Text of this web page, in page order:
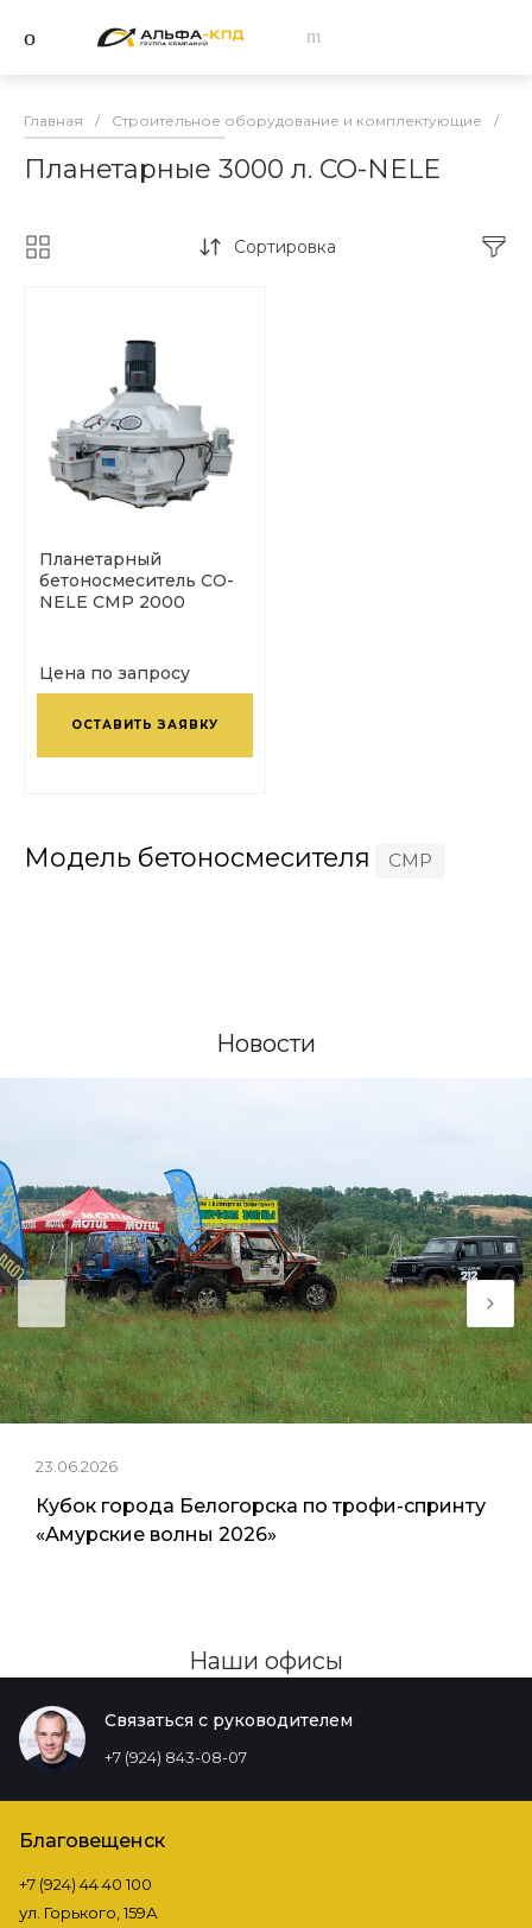
Главная / Строительное оборудование и комплектующие /
Планетарные 3000 л. CO-NELE
Сортировка
Планетарный
бетоносмеситель CO-
NELE CMP 2000
Цена по запросу
ОСТАВИТЬ ЗАЯВКУ
Модель бетоносмесителя CMP
Новости
23.06.2026
Кубок города Белогорска по трофи-спринту
«Амурские волны 2026»
Наши офисы
Связаться с руководителем
+7 (924) 843-08-07
Благовещенск
+7 (924) 44 40 100
ул. Горького, 159А